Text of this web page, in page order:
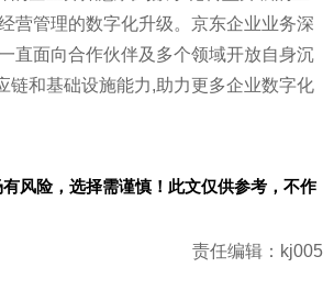
营管理的数字化升级。京东企业业务深
直面向合作伙伴及多个领域开放自身沉
链和基础设施能力,助力更多企业数字化
风险，选择需谨慎！此文仅供参考，不作
责任编辑：kj005